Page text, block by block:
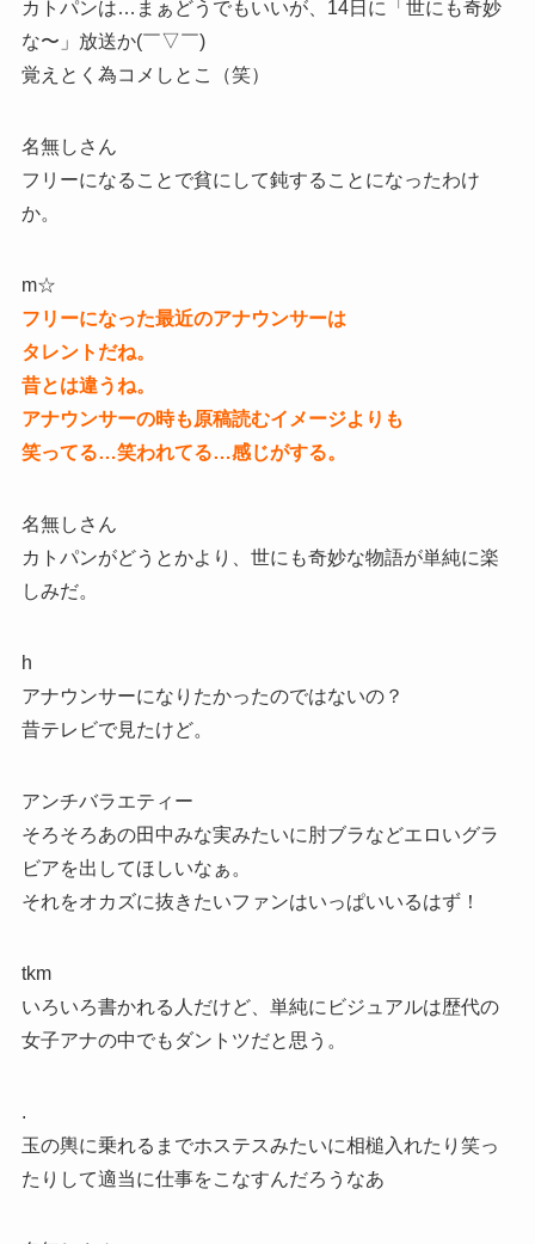
カトパンは…まぁどうでもいいが、14日に「世にも奇妙
な〜」放送か(￣▽￣)
覚えとく為コメしとこ（笑）
名無しさん
フリーになることで貧にして鈍することになったわけ
か。
m☆
フリーになった最近のアナウンサーは
タレントだね。
昔とは違うね。
アナウンサーの時も原稿読むイメージよりも
笑ってる…笑われてる…感じがする。
名無しさん
カトパンがどうとかより、世にも奇妙な物語が単純に楽
しみだ。
h
アナウンサーになりたかったのではないの？
昔テレビで見たけど。
アンチバラエティー
そろそろあの田中みな実みたいに肘ブラなどエロいグラ
ビアを出してほしいなぁ。
それをオカズに抜きたいファンはいっぱいいるはず！
tkm
いろいろ書かれる人だけど、単純にビジュアルは歴代の
女子アナの中でもダントツだと思う。
.
玉の輿に乗れるまでホステスみたいに相槌入れたり笑っ
たりして適当に仕事をこなすんだろうなあ